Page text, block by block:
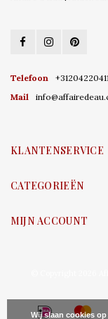
Telefoon
Mail
KLANTENSERVICE
CATEGORIEËN
MIJN ACCOUNT
Wij slaan cookies